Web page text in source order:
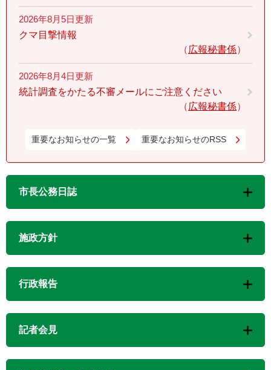
2026年8月5日更新
クマ目撃情報
広報秘書係
2026年8月4日更新
統計調査をかたる不審メールにご注意ください
広報秘書係
重要なお知らせの一覧 重要なお知らせのRSS
市長公務日誌
施政方針
行政報告
記者会見